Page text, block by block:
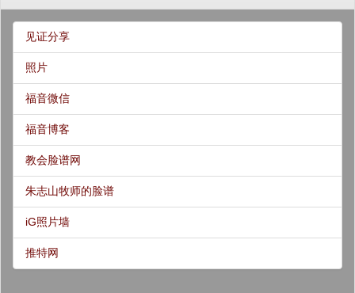
见证分享
照片
福音微信
福音博客
教会脸谱网
朱志山牧师的脸谱
iG照片墙
推特网